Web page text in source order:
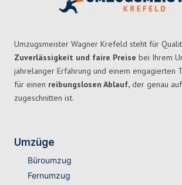
Umzugsmeister Wagner Krefeld steht für
Zuverlässigkeit und faire Preise bei Ihrem
jahrelanger Erfahrung und einem engagierten
für einen reibungslosen Ablauf, der genau
zugeschnitten ist.
Umzüge
Büroumzug
Fernumzug